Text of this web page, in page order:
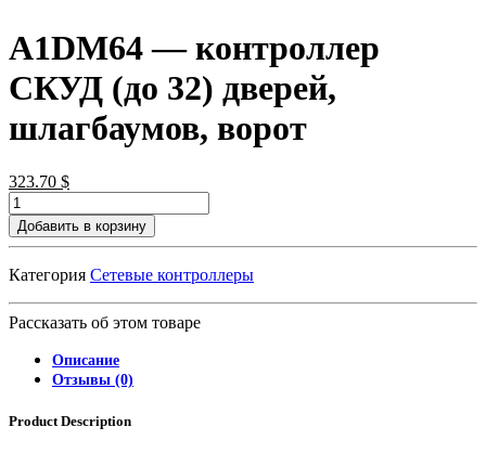
A1DM64 — контроллер
СКУД (до 32) дверей,
шлагбаумов, ворот
323.70 $
Добавить в корзину
Категория Сетевые контроллеры
Рассказать об этом товаре
Описание
Отзывы (0)
Product Description